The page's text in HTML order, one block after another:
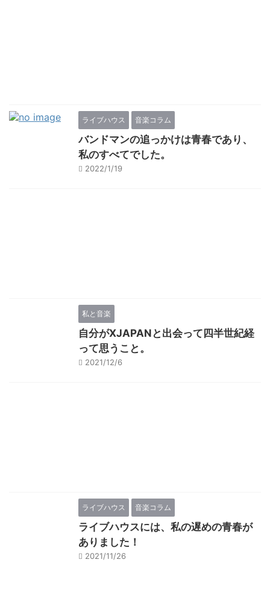
ライブハウス 音楽コラム
バンドマンの追っかけは青春であり、
私のすべてでした。
2022/1/19
私と音楽
自分がXJAPANと出会って四半世紀経
って思うこと。
2021/12/6
ライブハウス 音楽コラム
ライブハウスには、私の遅めの青春が
ありました！
2021/11/26